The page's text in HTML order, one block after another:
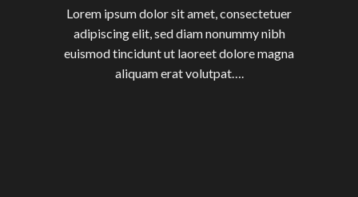
Lorem ipsum dolor sit amet, consectetuer
adipiscing elit, sed diam nonummy nibh
euismod tincidunt ut laoreet dolore magna
aliquam erat volutpat….